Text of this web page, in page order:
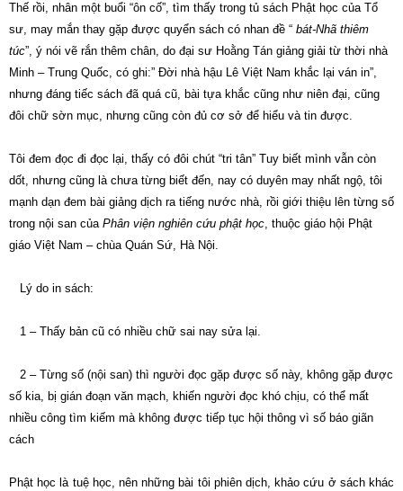
Thế rồi, nhân một buổi “ôn cố”, tìm thấy trong tủ sách Phật học của Tổ
sư, may mắn thay gặp được quyển sách có nhan đề “ bát-Nhã thiêm
túc”, ý nói vẽ rắn thêm chân, do đại sư Hoằng Tán giảng giải từ thời nhà
Minh – Trung Quốc, có ghi:” Đời nhà hậu Lê Việt Nam khắc lại ván in”,
nhưng đáng tiếc sách đã quá cũ, bài tựa khắc cũng như niên đại, cũng
đôi chữ sờn mục, nhưng cũng còn đủ cơ sở để hiểu và tin được.
Tôi đem đọc đi đọc lại, thấy có đôi chút “tri tân” Tuy biết mình vẫn còn
dốt, nhưng cũng là chưa từng biết đến, nay có duyên may nhất ngộ, tôi
mạnh dạn đem bài giảng dịch ra tiếng nước nhà, rồi giới thiệu lên từng số
trong nội san của Phân viện nghiên cứu phật học, thuộc giáo hội Phật
giáo Việt Nam – chùa Quán Sứ, Hà Nội.
Lý do in sách:
1 – Thấy bản cũ có nhiều chữ sai nay sửa lại.
2 – Từng số (nội san) thì người đọc gặp được số này, không gặp được
số kia, bị gián đoạn văn mạch, khiến người đọc khó chịu, có thể mất
nhiều công tìm kiếm mà không được tiếp tục hội thông vì số báo giãn
cách
Phật học là tuệ học, nên những bài tôi phiên dịch, khảo cứu ở sách khác